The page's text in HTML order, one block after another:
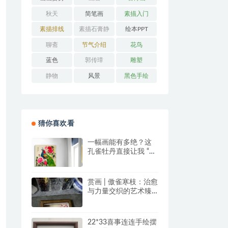
秋天 简笔画 素描入门
素描排线 素描石膏静
物
绘本PPT
聊斋 节气介绍 花鸟
蓝色 郭传璋 雕塑
静物 风景 黑色手绘
猜你喜欢看
一幅画能有多绝？这
孔雀牡丹直接让我 “哇
赏画 | 傲雀寒枝：治愈
与力量交织的艺术臻
22*33喜事连连手绘摆